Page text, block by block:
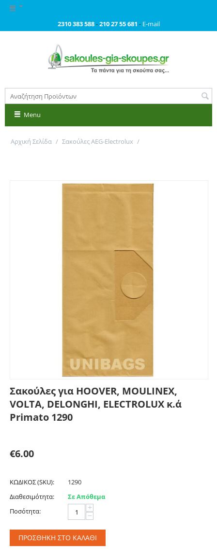
2310 383 588-210 27 55 681 - E-mail
Menu
Αρχική Σελίδα / Σακούλες AEG-Electrolux /
Σακούλες για HOOVER, MOULINEX,
VOLTA, DELONGHI, ELECTROLUX κ.ά
Primato 1290
€6.00
ΚΩΔΙΚΟΣ (SKU):
1290
Διαθεσιμότητα:
Σε Απόθεμα
Ποσότητα:
+
−
ΠΡΟΣΘΉΚΗ ΣΤΟ ΚΑΛΆΘΙ